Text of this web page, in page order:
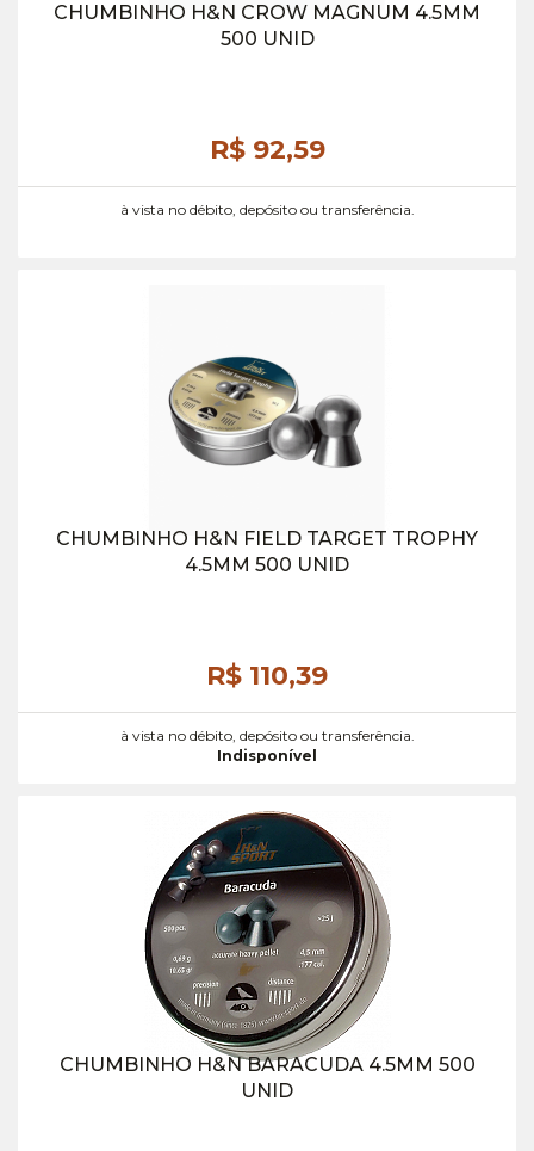
CHUMBINHO H&N CROW MAGNUM 4.5MM
500 UNID
R$ 92,59
à vista no débito, depósito ou transferência.
CHUMBINHO H&N FIELD TARGET TROPHY
4.5MM 500 UNID
R$ 110,39
à vista no débito, depósito ou transferência.
Indisponível
CHUMBINHO H&N BARACUDA 4.5MM 500
UNID